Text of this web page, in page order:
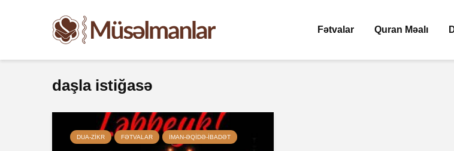
Fətvalar Quran Məalı
daşla istiğasə
DUA-ZIKR FƏTVALAR İMAN-ƏQIDƏ-IBADƏT